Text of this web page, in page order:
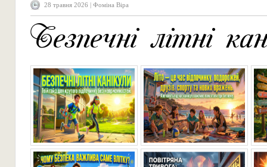
28 травня 2026 | Фоміна Віра
Безпечні літні